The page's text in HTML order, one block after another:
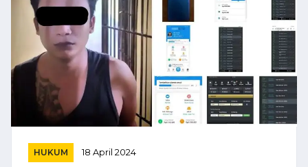
HUKUM 18 April 2024